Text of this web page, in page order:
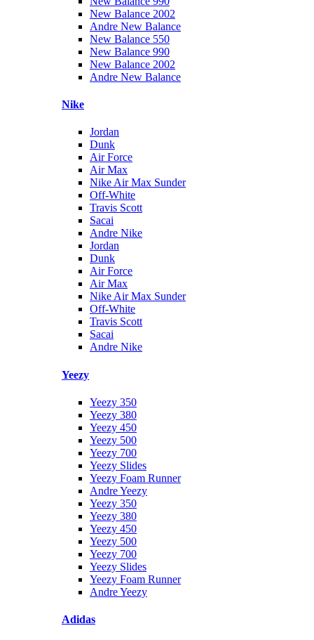
New Balance 2002
Andre New Balance
New Balance 550
New Balance 990
New Balance 2002
Andre New Balance
Nike
Jordan
Dunk
Air Force
Air Max
Nike Air Max Sunder
Off-White
Travis Scott
Sacai
Andre Nike
Jordan
Dunk
Air Force
Air Max
Nike Air Max Sunder
Off-White
Travis Scott
Sacai
Andre Nike
Yeezy
Yeezy 350
Yeezy 380
Yeezy 450
Yeezy 500
Yeezy 700
Yeezy Slides
Yeezy Foam Runner
Andre Yeezy
Yeezy 350
Yeezy 380
Yeezy 450
Yeezy 500
Yeezy 700
Yeezy Slides
Yeezy Foam Runner
Andre Yeezy
Adidas